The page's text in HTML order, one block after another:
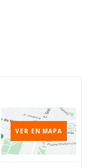
VER EN MAPA